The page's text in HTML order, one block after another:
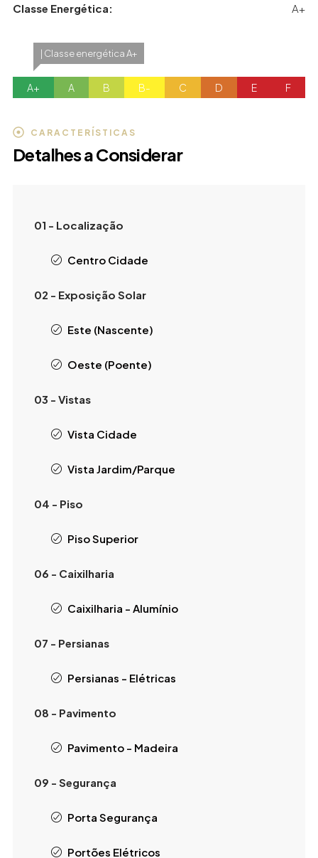
Classe Energética: A+
| Classe energética A+
A+ A B B- C D E F
CARACTERÍSTICAS
Detalhes a Considerar
01 - Localização
Centro Cidade
02 - Exposição Solar
Este (Nascente)
Oeste (Poente)
03 - Vistas
Vista Cidade
Vista Jardim/Parque
04 - Piso
Piso Superior
06 - Caixilharia
Caixilharia - Alumínio
07 - Persianas
Persianas - Elétricas
08 - Pavimento
Pavimento - Madeira
09 - Segurança
Porta Segurança
Portões Elétricos